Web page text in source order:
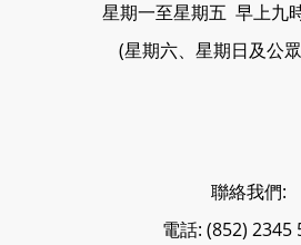
星期一至星期五 早上九
(星期六、星期日及公
聯絡我們:
電話: (852) 2345